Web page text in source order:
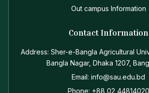
Out campus Information
Contact Information
Address: Sher-e-Bangla Agricultural
Bangla Nagar, Dhaka 1207,
Email: info@sau.edu.bd